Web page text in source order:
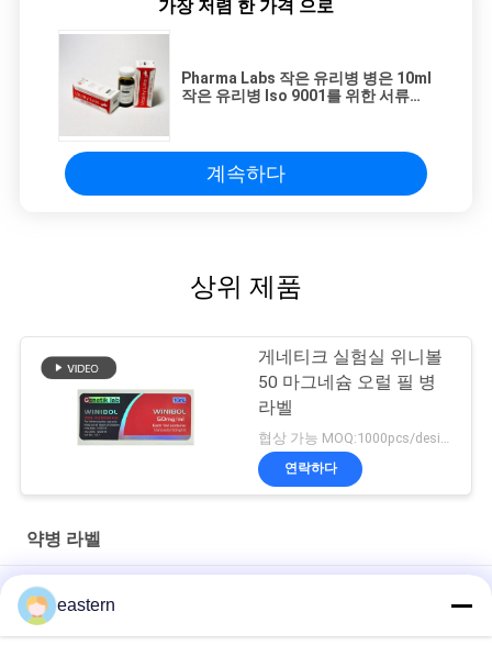
가장 저렴 한 가격 으로
Pharma Labs 작은 유리병 병은 10ml
작은 유리병 Iso 9001를 위한 서류상
계속하다
상위 제품
게네티크 실험실 위니볼
50 마그네슘 오럴 필 병
라벨
협상 가능 MOQ:1000pcs/design
연락하다
약병 라벨
경구용 시알리스 타달라필 100mg 라벨
SS-31 강한 접착제 라벨 펩타이드 플라스크 라벨
eastern